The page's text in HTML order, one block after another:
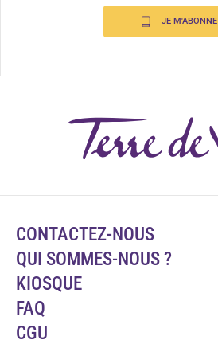
JE M'ABONNE
CONTACTEZ-NOUS
QUI SOMMES-NOUS ?
KIOSQUE
FAQ
CGU